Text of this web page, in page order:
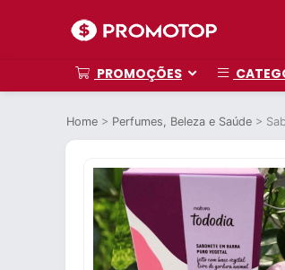
PROMOÇÕES
Home > Perfumes, Beleza e Saúde >